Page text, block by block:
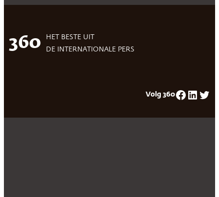
360
HET BESTE UIT
DE INTERNATIONALE PERS
Volg 360Facebook LinkedIn Twitter